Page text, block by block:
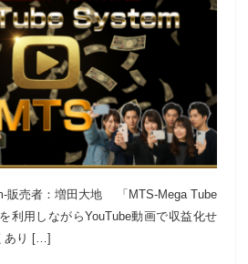
販売者：増田大地 「MTS-Mega Tube
利用しながらYouTube動画で収益化せ
あり […]